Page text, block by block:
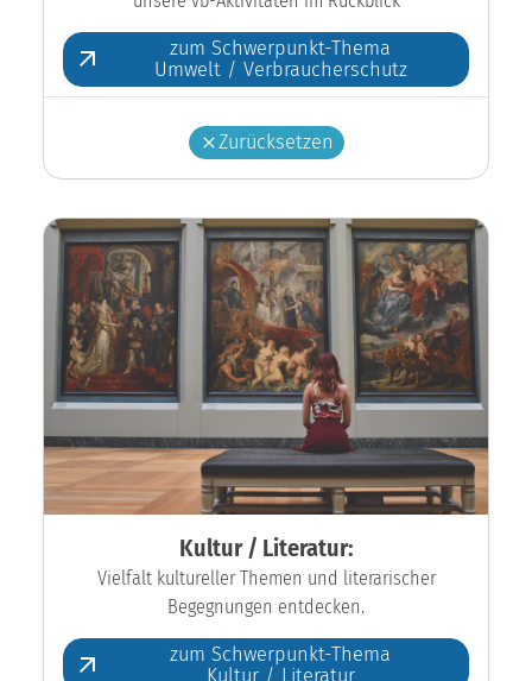
zum Schwerpunkt-Thema
Umwelt / Verbraucherschutz
Zurücksetzen
Kultur / Literatur:
Vielfalt kultureller Themen und literarischer
Begegnungen entdecken.
zum Schwerpunkt-Thema
Kultur / Literatur